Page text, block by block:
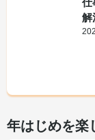
仕
解
年はじめを楽